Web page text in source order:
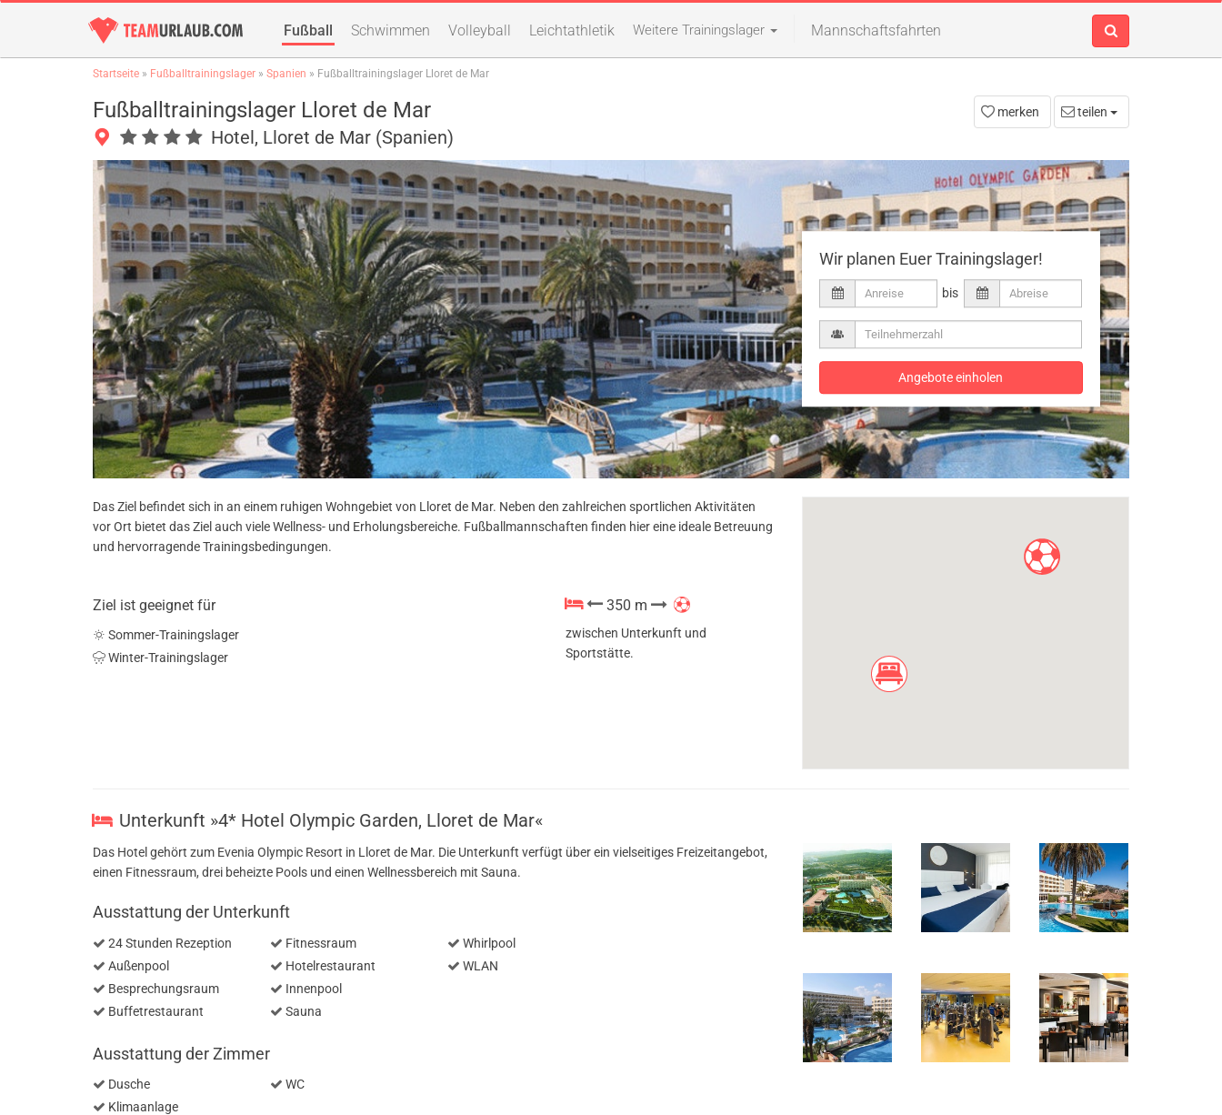
Fußball Schwimmen Volleyball Leichtathletik Weitere Trainingslager Mannschaftsfahrten
Startseite » Fußballtrainingslager » Spanien » Fußballtrainingslager Lloret de Mar
Fußballtrainingslager Lloret de Mar
Hotel, Lloret de Mar (Spanien)
merken teilen
Wir planen Euer Trainingslager!
bis
Angebote einholen
Das Ziel befindet sich in an einem ruhigen Wohngebiet von Lloret de Mar. Neben den zahlreichen sportlichen Aktivitäten
vor Ort bietet das Ziel auch viele Wellness- und Erholungsbereiche. Fußballmannschaften finden hier eine ideale Betreuung
und hervorragende Trainingsbedingungen.
Ziel ist geeignet für
Sommer-Trainingslager
Winter-Trainingslager
350 m
zwischen Unterkunft und
Sportstätte.
Unterkunft »4* Hotel Olympic Garden, Lloret de Mar«
Das Hotel gehört zum Evenia Olympic Resort in Lloret de Mar. Die Unterkunft verfügt über ein vielseitiges Freizeitangebot,
einen Fitnessraum, drei beheizte Pools und einen Wellnessbereich mit Sauna.
Ausstattung der Unterkunft
24 Stunden Rezeption
Außenpool
Besprechungsraum
Buffetrestaurant
Fitnessraum
Hotelrestaurant
Innenpool
Sauna
Whirlpool
WLAN
Ausstattung der Zimmer
Dusche
Klimaanlage
WC